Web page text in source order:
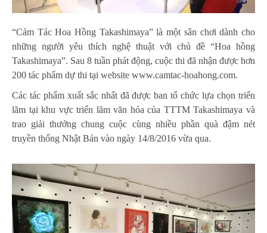
“Cảm Tác Hoa Hồng Takashimaya” là một sân chơi dành cho
những người yêu thích nghệ thuật với chủ đề “Hoa hồng
Takashimaya”. Sau 8 tuần phát động, cuộc thi đã nhận được hơn
200 tác phẩm dự thi tại website www.camtac-hoahong.com.
Các tác phẩm xuất sắc nhất đã được ban tổ chức lựa chọn triển
lãm tại khu vực triển lãm văn hóa của TTTM Takashimaya và
trao giải thưởng chung cuộc cùng nhiều phần quà đậm nét
truyền thống Nhật Bản vào ngày 14/8/2016 vừa qua.